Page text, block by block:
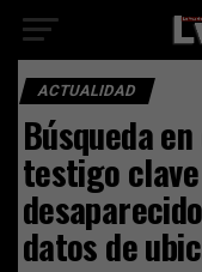
ACTUALIDAD
Búsqueda
testigo
datos de